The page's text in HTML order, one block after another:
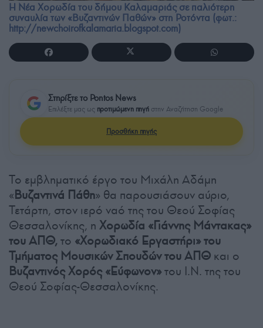
Η Νέα Χορωδία του δήμου Καλαμαριάς σε παλιότερη
συναυλία των «Βυζαντινών Παθών» στη Ροτόντα (φωτ.:
http://newchoirofkalamaria.blogspot.com)
Στηρίξτε το Pontos News
Επιλέξτε μας ως προτιμώμενη πηγή στην Αναζήτηση Google
Προσθήκη πηγής
Το εμβληματικό έργο του Μιχάλη Αδάμη
«Βυζαντινά Πάθη» θα παρουσιάσουν αύριο,
Τετάρτη, στον ιερό ναό της του Θεού Σοφίας
Θεσσαλονίκης, η Χορωδία «Γιάννης Μάντακας»
του ΑΠΘ,το «Χορωδιακό Εργαστήρι» του
Τμήματος Μουσικών Σπουδών του ΑΠΘ και ο
Βυζαντινός Χορός «Εύφωνον»του Ι.Ν. της του
Θεού Σοφίας-Θεσσαλονίκης.